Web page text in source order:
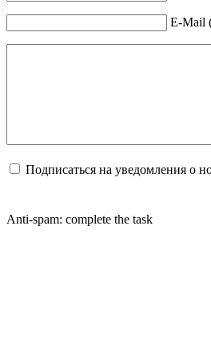
E-Mail
Подписаться на уведомления о
Anti-spam: complete the task